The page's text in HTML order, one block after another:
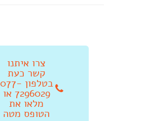
צרו איתנו
קשר כעת
בטלפון 077-
7296029 או
מלאו את
הטופס מטה